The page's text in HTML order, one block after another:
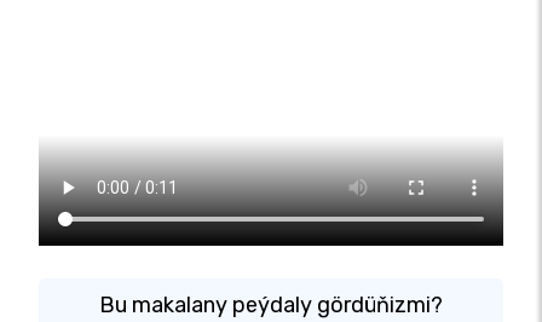
Bu makalany peýdaly gördüňizmi?